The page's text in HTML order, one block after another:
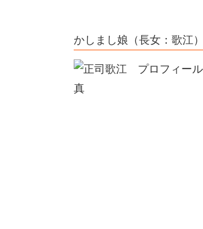
かしまし娘（長女：歌江）